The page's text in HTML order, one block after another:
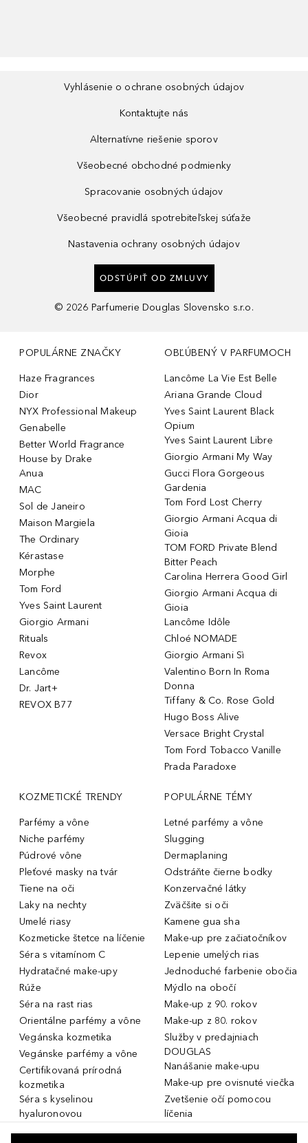
Vyhlásenie o ochrane osobných údajov
Kontaktujte nás
Alternatívne riešenie sporov
Všeobecné obchodné podmienky
Spracovanie osobných údajov
Všeobecné pravidlá spotrebiteľskej súťaže
Nastavenia ochrany osobných údajov
ODSTÚPIŤ OD ZMLUVY
© 2026 Parfumerie Douglas Slovensko s.r.o.
POPULÁRNE ZNAČKY
Haze Fragrances
Dior
NYX Professional Makeup
Genabelle
Better World Fragrance
House by Drake
Anua
MAC
Sol de Janeiro
Maison Margiela
The Ordinary
Kérastase
Morphe
Tom Ford
Yves Saint Laurent
Giorgio Armani
Rituals
Revox
Lancôme
Dr. Jart+
REVOX B77
OBĽÚBENÝ V PARFUMOCH
Lancôme La Vie Est Belle
Ariana Grande Cloud
Yves Saint Laurent Black
Opium
Yves Saint Laurent Libre
Giorgio Armani My Way
Gucci Flora Gorgeous
Gardenia
Tom Ford Lost Cherry
Giorgio Armani Acqua di
Gioia
TOM FORD Private Blend
Bitter Peach
Carolina Herrera Good Girl
Giorgio Armani Acqua di
Gioia
Lancôme Idôle
Chloé NOMADE
Giorgio Armani Sì
Valentino Born In Roma
Donna
Tiffany & Co. Rose Gold
Hugo Boss Alive
Versace Bright Crystal
Tom Ford Tobacco Vanille
Prada Paradoxe
KOZMETICKÉ TRENDY
Parfémy a vône
Niche parfémy
Púdrové vône
Pleťové masky na tvár
Tiene na oči
Laky na nechty
Umelé riasy
Kozmeticke štetce na líčenie
Séra s vitamínom C
Hydratačné make-upy
Rúže
Séra na rast rias
Orientálne parfémy a vône
Vegánska kozmetika
Vegánske parfémy a vône
Certifikovaná prírodná
kozmetika
Séra s kyselinou
hyaluronovou
POPULÁRNE TÉMY
Letné parfémy a vône
Slugging
Dermaplaning
Odstráňte čierne bodky
Konzervačné látky
Zväčšite si oči
Kamene gua sha
Make-up pre začiatočníkov
Lepenie umelých rias
Jednoduché farbenie obočia
Mýdlo na obočí
Make-up z 90. rokov
Make-up z 80. rokov
Služby v predajniach
DOUGLAS
Nanášanie make-upu
Make-up pre ovisnuté viečka
Zvetšenie očí pomocou
líčenia